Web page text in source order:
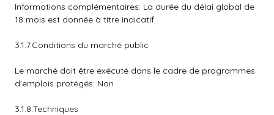
Informations complémentaires: La durée du délai global de
18 mois est donnée à titre indicatif.
3.1.7.Conditions du marché public
Le marché doit être exécuté dans le cadre de programmes
d'emplois protégés: Non
3.1.8.Techniques